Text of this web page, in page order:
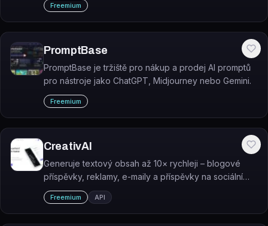
nebo Claude.
Freemium
PromptBase
PromptBase je tržiště pro nákup a prodej AI promptů
pro nástroje jako ChatGPT, Midjourney nebo Gemini.
Freemium
CreativAI
Generuje textový obsah až 10× rychleji – blogové
příspěvky, reklamy, e-maily a příspěvky na sociální
sítě pomocí AI nástrojů.
Freemium API